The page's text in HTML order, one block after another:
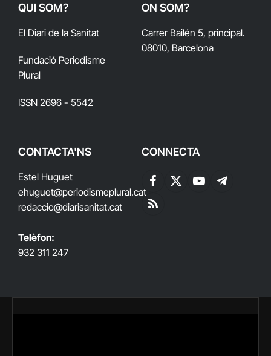
QUI SOM?
El Diari de la Sanitat
Fundació Periodisme
Plural
ISSN 2696 - 5542
ON SOM?
Carrer Bailén 5, principal.
08010, Barcelona
CONTACTA'NS
Estel Huguet
ehuguet@periodismeplural.cat
redaccio@diarisanitat.cat
Telèfon:
932 311 247
CONNECTA
Facebook
X
YouTubeTelegram
RSS